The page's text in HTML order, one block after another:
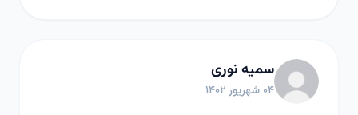
سمیه نوری
۰۴ شهریور ۱۴۰۲